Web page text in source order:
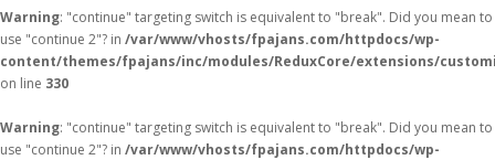
Warning: "continue" targeting switch is equivalent to "break". Did you mean to
use "continue 2"? in /var/www/vhosts/fpajans.com/httpdocs/wp-
content/themes/fpajans/inc/modules/ReduxCore/extensions/
on line 330
Warning: "continue" targeting switch is equivalent to "break". Did you mean to
use "continue 2"? in /var/www/vhosts/fpajans.com/httpdocs/wp-